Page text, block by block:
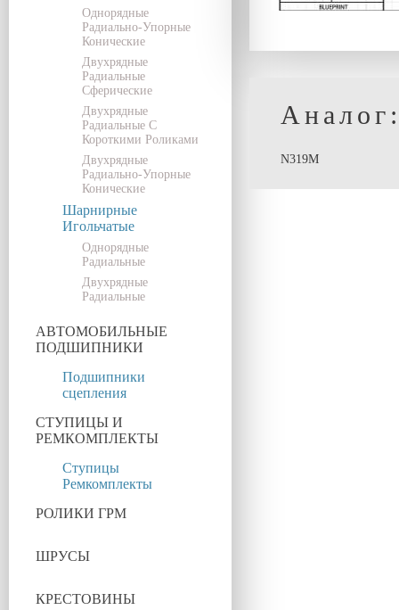
Однорядные
Радиально-Упорные
Конические
Двухрядные
Радиальные
Сферические
Двухрядные
Радиальные С
Короткими Роликами
Двухрядные
Радиально-Упорные
Конические
Шарнирные
Игольчатые
Однорядные
Радиальные
Двухрядные
Радиальные
АВТОМОБИЛЬНЫЕ
ПОДШИПНИКИ
Подшипники
сцепления
СТУПИЦЫ И
РЕМКОМПЛЕКТЫ
Ступицы
Ремкомплекты
РОЛИКИ ГРМ
ШРУСЫ
КРЕСТОВИНЫ
N319M